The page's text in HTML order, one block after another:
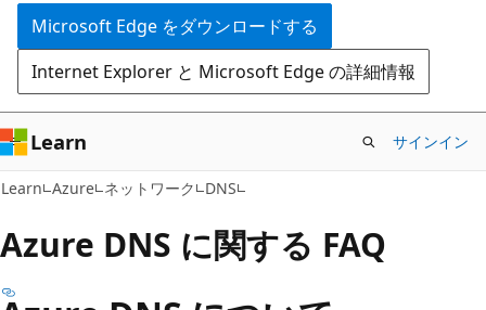
ツ
に
ス
キ
ッ
プ
Microsoft Edge をダウンロードする
Internet Explorer と Microsoft Edge の詳細情報
Learn サインイン
Learn Azure ネットワーク DNS
Azure DNS に関する FAQ